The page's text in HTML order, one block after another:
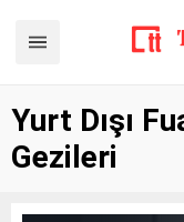
Yurt Dışı
Gezileri